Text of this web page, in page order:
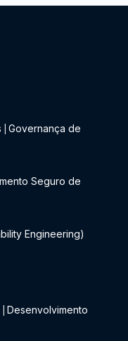
Governança de
Seguro de
Engineering)
Desenvolvimento